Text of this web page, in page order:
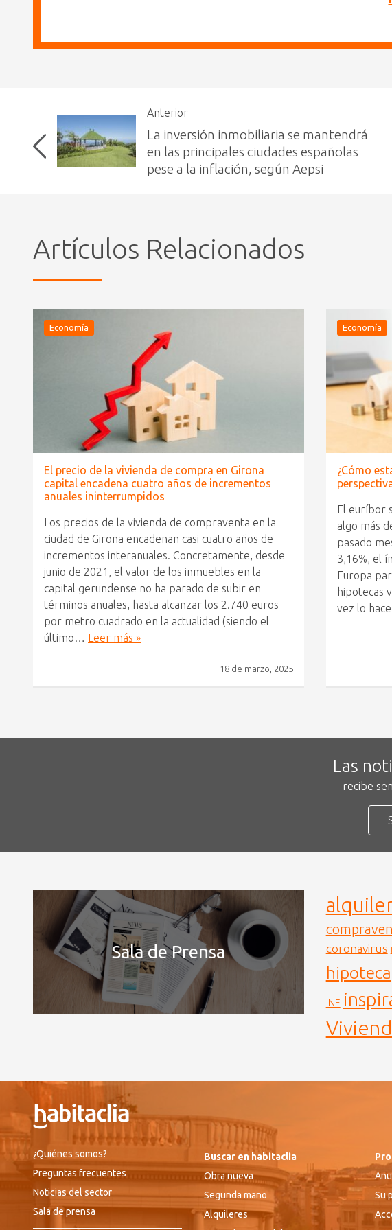
Anterior
La inversión inmobiliaria se mantendrá
en las principales ciudades españolas
pese a la inflación, según Aepsi
Artículos Relacionados
Economía
El precio de la vivienda de compra en Girona
capital encadena cuatro años de incrementos
anuales ininterrumpidos
Los precios de la vivienda de compraventa en la
ciudad de Girona encadenan casi cuatro años de
incrementos interanuales. Concretamente, desde
junio de 2021, el valor de los inmuebles en la
capital gerundense no ha parado de subir en
términos anuales, hasta alcanzar los 2.740 euros
por metro cuadrado en la actualidad (siendo el
último…
Leer más »
18 de marzo, 2025
Economía
¿Cómo
El euríbor
algo más
pasado
3,16%, el
Europa
hipotecas
vez lo
Las
recibe
Sala de Prensa coronavirus
hipoteca
INE
¿Quiénes somos?
Preguntas frecuentes
Noticias del sector
Sala de prensa
Buscar en habitaclia
Obra nueva
Segunda mano
Alquileres
Su